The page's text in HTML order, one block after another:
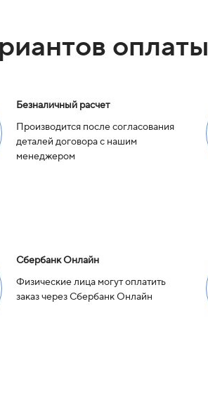
оплаты
Безналичный расчет
Производится после согласования
деталей договора с нашим
менеджером
Сбербанк Онлайн
Физические лица могут оплатить
заказ через Сбербанк Онлайн